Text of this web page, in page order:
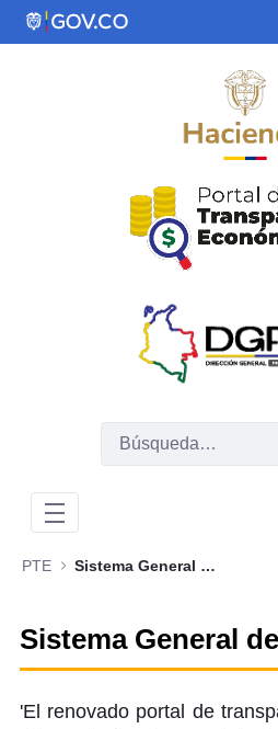
Saltar al contenido principal
PTE Sistema General de Regalías
Sistema General
'El renovado portal de